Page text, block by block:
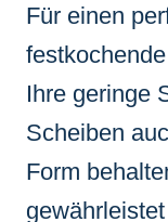
Für einen
Ihre geringe
Scheiben
Form